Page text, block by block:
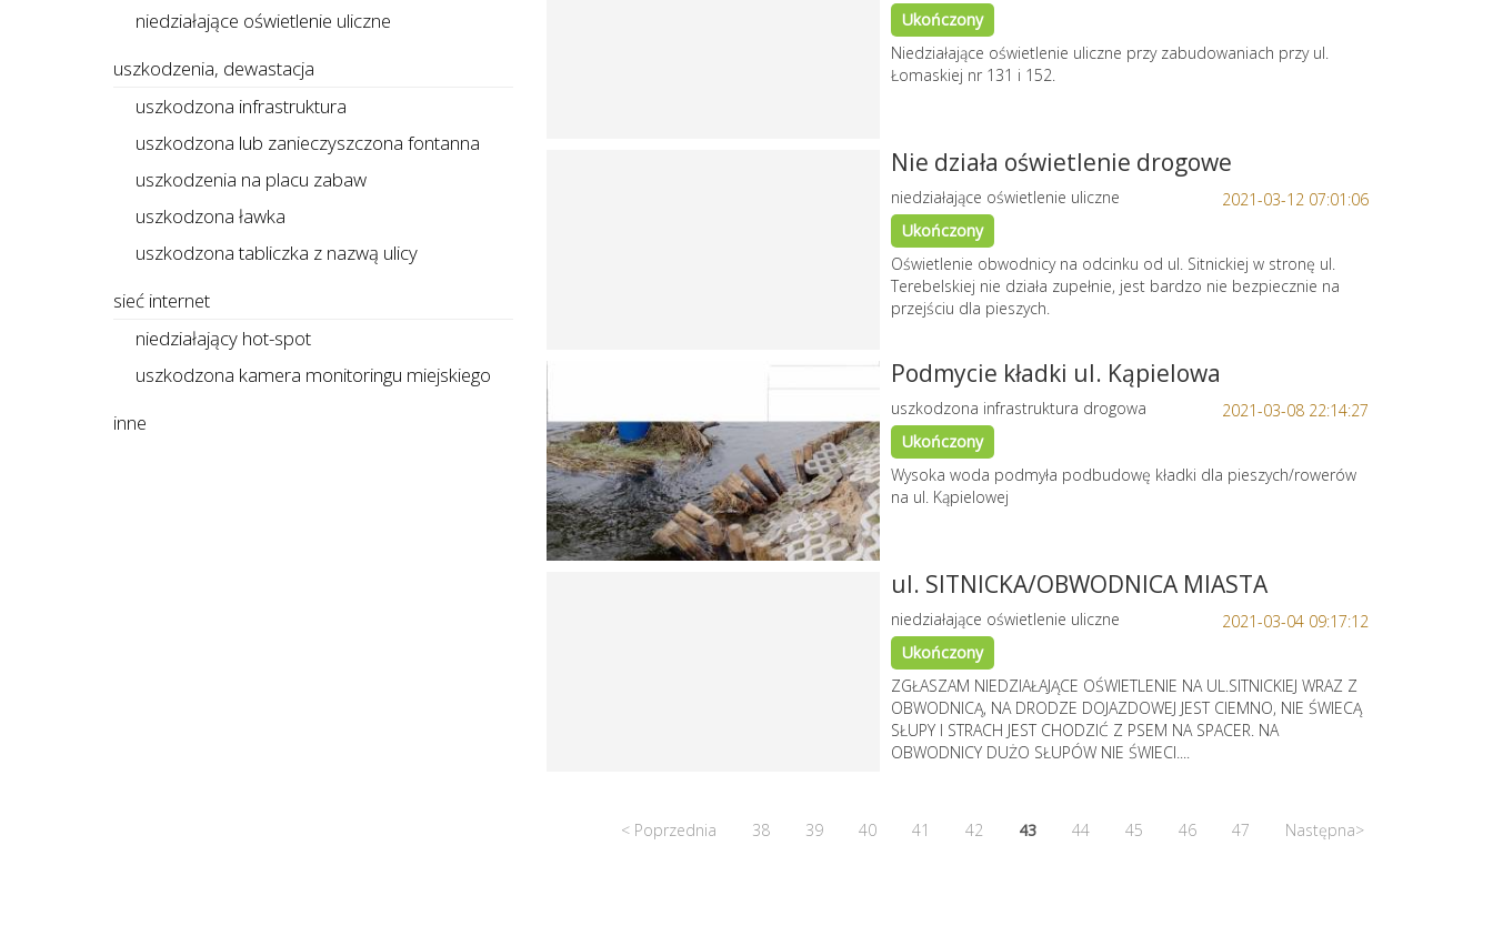
Ukończony
Niedziałające oświetlenie uliczne przy zabudowaniach przy ul.
Łomaskiej nr 131 i 152.
Nie działa oświetlenie drogowe
2021-03-12 07:01:06
niedziałające oświetlenie uliczne
Ukończony
Oświetlenie obwodnicy na odcinku od ul. Sitnickiej w stronę ul.
Terebelskiej nie działa zupełnie, jest bardzo nie bezpiecznie na
przejściu dla pieszych.
Podmycie kładki ul. Kąpielowa
2021-03-08 22:14:27
uszkodzona infrastruktura drogowa
Ukończony
Wysoka woda podmyła podbudowę kładki dla pieszych/rowerów
na ul. Kąpielowej
ul. SITNICKA/OBWODNICA MIASTA
2021-03-04 09:17:12
niedziałające oświetlenie uliczne
Ukończony
ZGŁASZAM NIEDZIAŁAJĄCE OŚWIETLENIE NA UL.SITNICKIEJ WRAZ Z
OBWODNICĄ, NA DRODZE DOJAZDOWEJ JEST CIEMNO, NIE ŚWIECĄ
SŁUPY I STRACH JEST CHODZIĆ Z PSEM NA SPACER. NA
OBWODNICY DUŻO SŁUPÓW NIE ŚWIECI....
< Poprzednia 38 39 40 41 42 43 44 45 46 47 Następna>
niedziałające oświetlenie uliczne
uszkodzenia, dewastacja
uszkodzona infrastruktura
uszkodzona lub zanieczyszczona fontanna
uszkodzenia na placu zabaw
uszkodzona ławka
uszkodzona tabliczka z nazwą ulicy
sieć internet
niedziałający hot-spot
uszkodzona kamera monitoringu miejskiego
inne